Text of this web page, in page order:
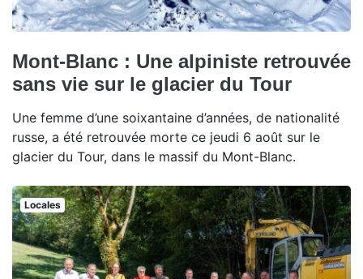
Mont-Blanc : Une alpiniste retrouvée
sans vie sur le glacier du Tour
Une femme d’une soixantaine d’années, de nationalité
russe, a été retrouvée morte ce jeudi 6 août sur le
glacier du Tour, dans le massif du Mont-Blanc.
Locales